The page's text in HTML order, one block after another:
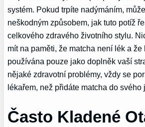
systém. Pokud trpíte nadýmáním,
neškodným způsobem, jak tuto potíž
celkového zdravého životního stylu.
mít na paměti, že matcha není lék a že
používána pouze jako doplněk vaší
nějaké zdravotní problémy, vždy se
lékařem, než přidáte matcha do svého
Často Kladené